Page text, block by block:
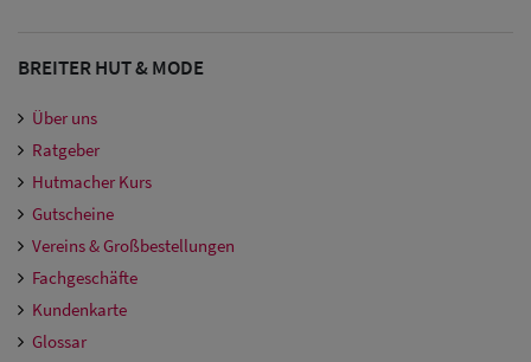
BREITER HUT & MODE
Über uns
Ratgeber
Hutmacher Kurs
Gutscheine
Vereins & Großbestellungen
Fachgeschäfte
Kundenkarte
Glossar